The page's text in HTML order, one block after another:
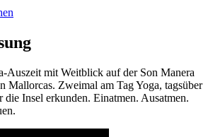
Auszeit mit Weitblick auf der Son Manera
Mallorcas. Zweimal am Tag Yoga, tagsüber
die Insel erkunden. Einatmen. Ausatmen.